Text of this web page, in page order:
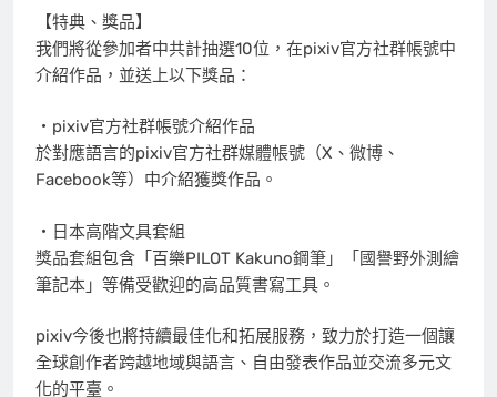
【特典、獎品】
我們將從參加者中共計抽選10位，在pixiv官方社群帳號中
介紹作品，並送上以下獎品：
・pixiv官方社群帳號介紹作品
於對應語言的pixiv官方社群媒體帳號（X、微博、
Facebook等）中介紹獲獎作品。
・日本高階文具套組
獎品套組包含「百樂PILOT Kakuno鋼筆」「國譽野外測繪
筆記本」等備受歡迎的高品質書寫工具。
pixiv今後也將持續最佳化和拓展服務，致力於打造一個讓
全球創作者跨越地域與語言、自由發表作品並交流多元文
化的平臺。